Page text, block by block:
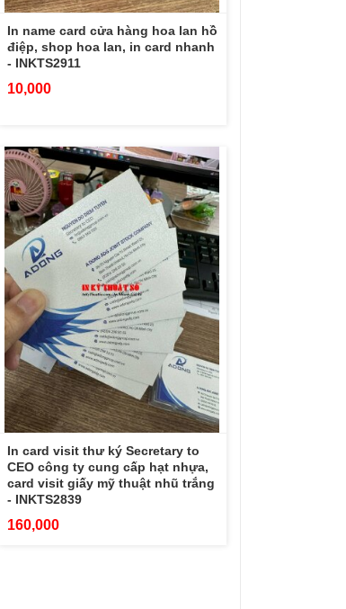
In name card cửa hàng hoa lan hồ
điệp, shop hoa lan, in card nhanh
- INKTS2911
10,000
In card visit thư ký Secretary to
CEO công ty cung cấp hạt nhựa,
card visit giấy mỹ thuật nhũ trắng
- INKTS2839
160,000